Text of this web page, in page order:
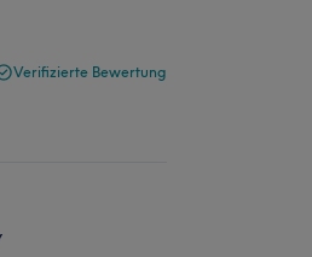
Verifizierte Bewertung